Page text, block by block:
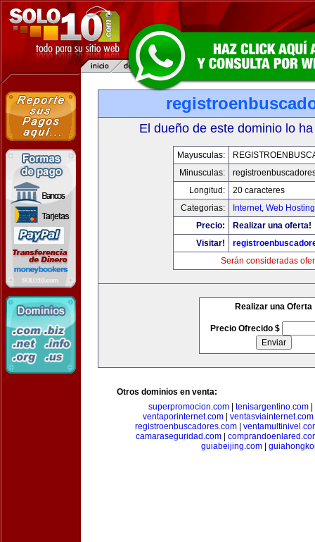
El dueño de este dominio lo
Mayusculas:
Minusculas:
Longitud:
20 caracteres
Categorias:
Internet, Web
Precio:
Realizar una oferta!
Visitar!
Serán consideradas
Realizar una Oferta
Precio Ofrecido $
Otros dominios en venta:
superpromocion.com
tenisargentino.com
ventaporinternet.com
ventasviainternet.com
registroenbuscadores.com
camaraseguridad.com
guiabeijing.com|